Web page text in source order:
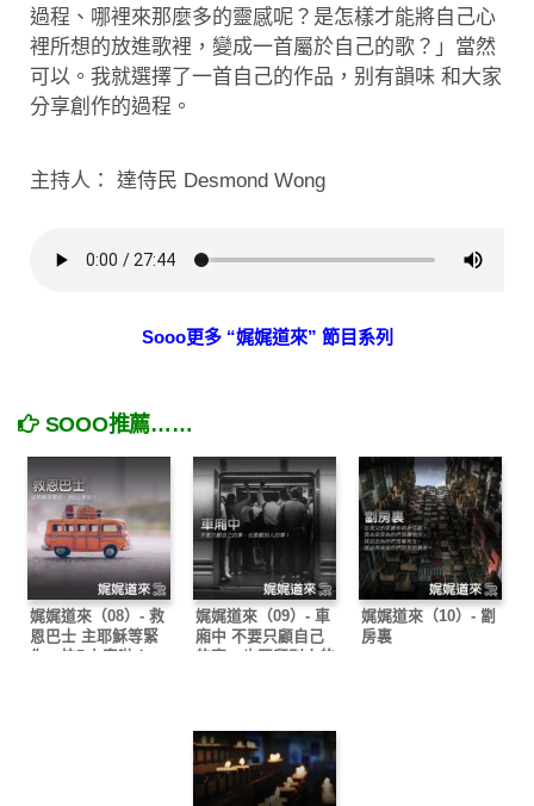
過程、哪裡來那麼多的靈感呢？是怎樣才能將自己心
裡所想的放進歌裡，變成一首屬於自己的歌？」當然
可以。我就選擇了一首自己的作品，别有韻味 和大家
分享創作的過程。
主持人： 達侍民 Desmond Wong
Sooo更多 “娓娓道來” 節目系列
SOOO推薦……
娓娓道來（08）- 救
恩巴士 主耶穌等緊
你、快D上車啦！
娓娓道來（09）- 車
廂中 不要只顧自己
的事，也要顧別人的
娓娓道來（10）- 劏
房裏